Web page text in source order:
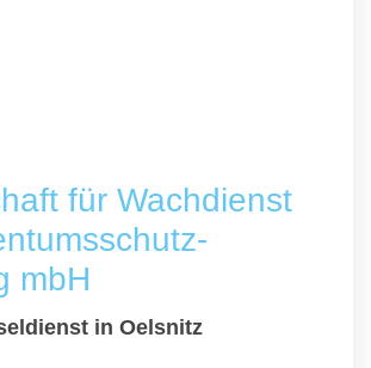
für Wachdienst
mbH
in Oelsnitz